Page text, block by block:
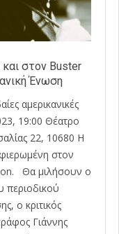
στον Buster
Ένωση
αμερικανικές
19:00 Θέατρο
22, 10680 Η
στον
Θα μιλήσουν ο
περιοδικού
ο κριτικός
Γιάννης